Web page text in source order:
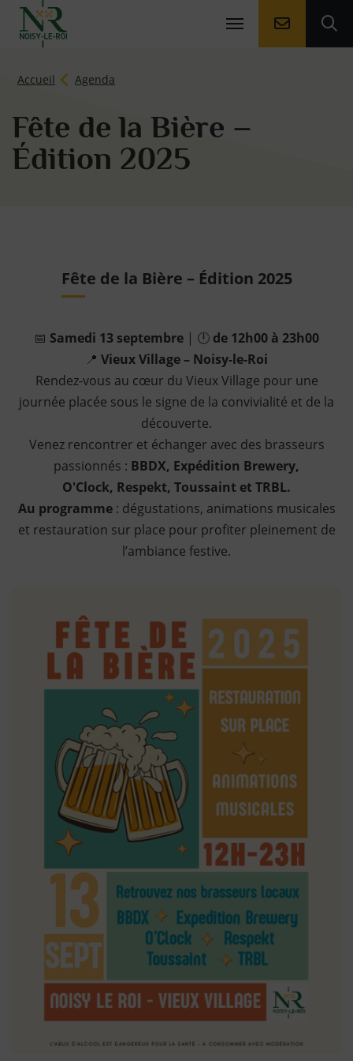
Aller à la
Accueil
Page d'accueil du site
Agenda
Fête de la Bière –
Édition 2025
Fête de la Bière – Édition 2025
📅 Samedi 13 septembre | 🕛 de 12h00 à 23h00
📍 Vieux Village – Noisy-le-Roi
Rendez-vous au cœur du Vieux Village pour une
journée placée sous le signe de la convivialité et de la
découverte.
Venez rencontrer et échanger avec des brasseurs
passionnés : BBDX, Expédition Brewery,
O'Clock, Respekt, Toussaint et TRBL.
Au programme: dégustations, animations musicales
et restauration sur place pour profiter pleinement de
l’ambiance festive.